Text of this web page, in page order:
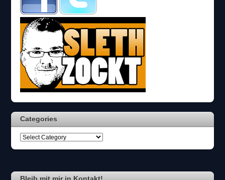
c
h
?
a
n
n
w
ä
h
l
n
i
Categories